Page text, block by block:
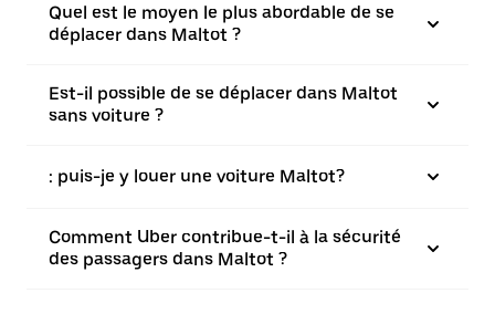
Quel est le moyen le plus abordable de se
déplacer dans Maltot ?
Est-il possible de se déplacer dans Maltot
sans voiture ?
: puis-je y louer une voiture Maltot?
Comment Uber contribue-t-il à la sécurité
des passagers dans Maltot ?